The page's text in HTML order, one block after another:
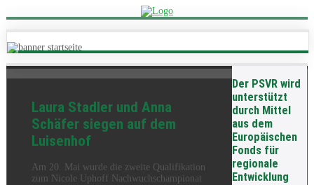
Der PSVR wird
unterstützt
durch Mittel
aus dem
Europäischen
Fonds für
regionale
Entwicklung
Laura Stadler und Anna
Schäfer siegen auf dem
Luisenhof
Am 20. Mai wurde die zweite Qualifikation
zum Nicole Uphoff Nachwuchschampionat